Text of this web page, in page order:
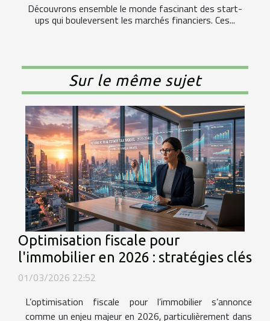
Découvrons ensemble le monde fascinant des start-
ups qui bouleversent les marchés financiers. Ces...
Sur le même sujet
Optimisation fiscale pour
l'immobilier en 2026 : stratégies clés
01/03/2026 22:52
L’optimisation fiscale pour l’immobilier s’annonce
comme un enjeu majeur en 2026, particulièrement dans